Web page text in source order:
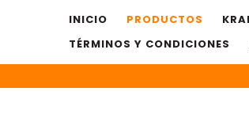
INICIO PRODUCTOS
TÉRMINOS Y CONDICIONES